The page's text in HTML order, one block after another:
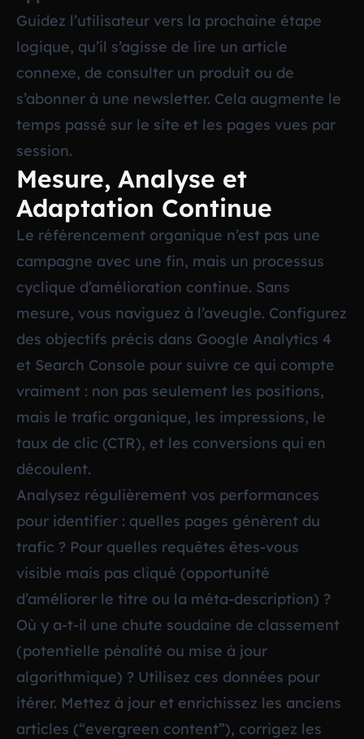
Guidez l’utilisateur vers la prochaine étape
logique, qu’il s’agisse de lire un article
connexe, de consulter un produit ou de
s’abonner à une newsletter. Cela augmente le
temps passé sur le site et les pages vues par
session.
Mesure, Analyse et
Adaptation Continue
Le référencement organique n’est pas une
campagne avec une fin, mais un processus
cyclique d’amélioration continue. Sans
mesure, vous naviguez à l’aveugle. Configurez
des objectifs précis dans Google Analytics 4
et Search Console pour suivre ce qui compte
vraiment : non pas seulement les positions,
mais le trafic organique, les impressions, le
taux de clic (CTR), et les conversions qui en
découlent.
Analysez régulièrement vos performances
pour identifier : quelles pages génèrent du
trafic ? Pour quelles requêtes êtes-vous
visible mais pas cliqué (opportunité
d’améliorer le titre ou la méta-description) ?
Où y a-t-il une chute soudaine de classement
(potentielle pénalité ou mise à jour
algorithmique) ? Utilisez ces données pour
itérer. Mettez à jour et enrichissez les anciens
articles (“evergreen content”), corrigez les